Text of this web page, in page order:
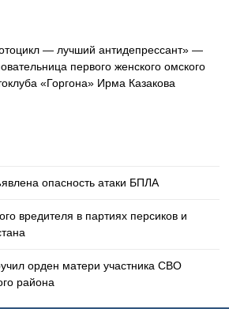
— лучший антидепрессант» —
первого женского омского
«Горгона» Ирма Казакова
опасность атаки БПЛА
вредителя в партиях персиков и
орден матери участника СВО
района